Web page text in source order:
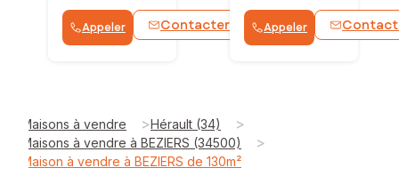
Appeler Contacter WhatsApp
Appeler
Maisons à vendre >Hérault (34) >
Maisons à vendre à BEZIERS (34500) >
Maison à vendre à BEZIERS de 130m²